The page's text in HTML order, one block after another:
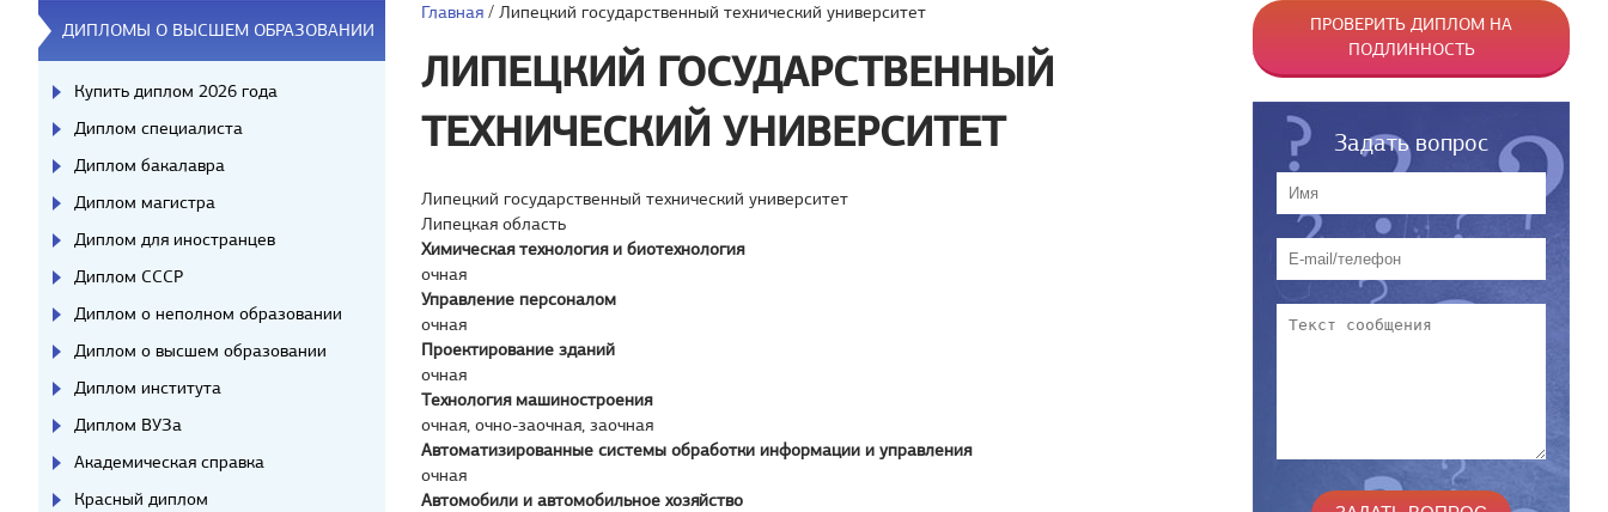
Главная / Липецкий государственный технический университет
ЛИПЕЦКИЙ ГОСУДАРСТВЕННЫЙ
ТЕХНИЧЕСКИЙ УНИВЕРСИТЕТ
Липецкий государственный технический университет
Липецкая область
Химическая технология и биотехнология
очная
Управление персоналом
очная
Проектирование зданий
очная
Технология машиностроения
очная, очно-заочная, заочная
Автоматизированные системы обработки информации и управления
очная
Автомобили и автомобильное хозяйство
ДИПЛОМЫ О ВЫСШЕМ ОБРАЗОВАНИИ
Купить диплом 2026 года
Диплом специалиста
Диплом бакалавра
Диплом магистра
Диплом для иностранцев
Диплом СССР
Диплом о неполном образовании
Диплом о высшем образовании
Диплом института
Диплом ВУЗа
Академическая справка
Красный диплом
ПРОВЕРИТЬ ДИПЛОМ НА
ПОДЛИННОСТЬ
Задать вопрос